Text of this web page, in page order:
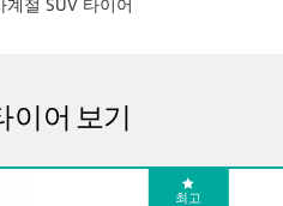
절 SUV 타이어
이어 보기
최고